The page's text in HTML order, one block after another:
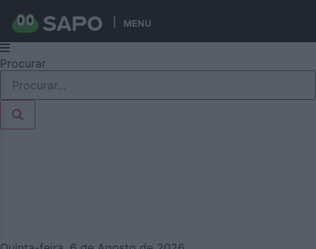
MENU
Pular
para
conteúdo
Procurar